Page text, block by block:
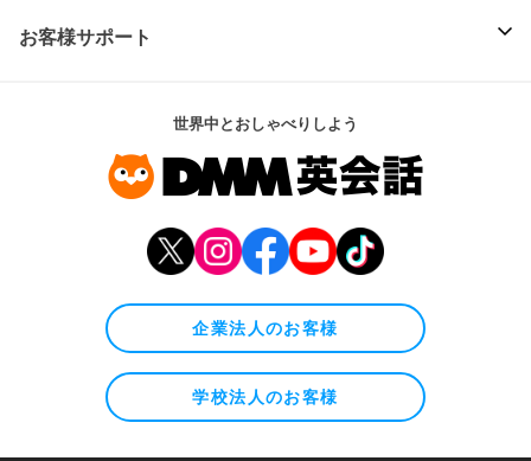
お客様サポート
世界中とおしゃべりしよう
企業法人のお客様
学校法人のお客様